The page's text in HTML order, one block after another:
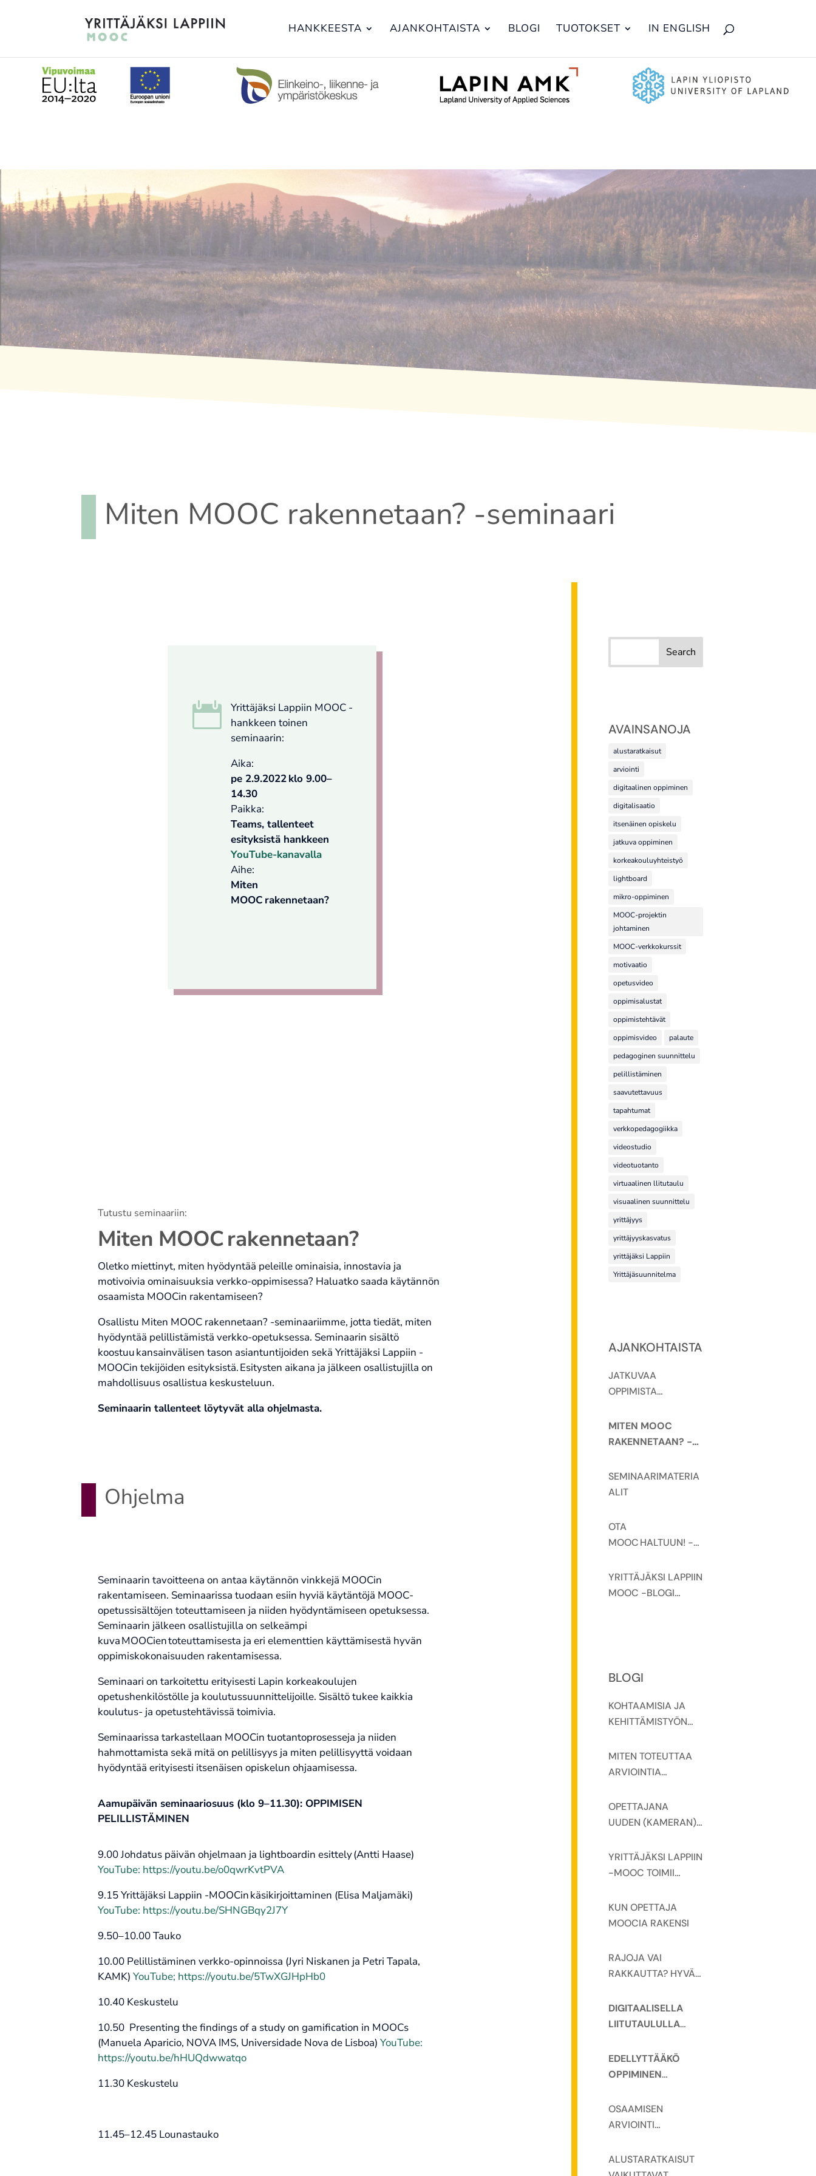
HANKKEESTA AJANKOHTAISTA BLOGI TUOTOKSET IN ENGLISH
Miten MOOC rakennetaan? -seminaari

Yrittäjäksi Lappiin MOOC -
hankkeen toinen
seminaarin:
Aika:
pe 2.9.2022 klo 9.00–
14.30
Paikka:
Teams, tallenteet
esityksistä hankkeen
YouTube-kanavalla
Aihe:
Miten
MOOC rakennetaan?
Tutustu seminaariin:
Miten MOOC rakennetaan?
Oletko miettinyt, miten hyödyntää peleille ominaisia, innostavia ja
motivoivia ominaisuuksia verkko-oppimisessa? Haluatko saada käytännön
osaamista MOOCin rakentamiseen?
Osallistu Miten MOOC rakennetaan? -seminaariimme, jotta tiedät, miten
hyödyntää pelillistämistä verkko-opetuksessa. Seminaarin sisältö
koostuu kansainvälisen tason asiantuntijoiden sekä Yrittäjäksi Lappiin -
MOOCin tekijöiden esityksistä. Esitysten aikana ja jälkeen osallistujilla on
mahdollisuus osallistua keskusteluun.
Seminaarin tallenteet löytyvät alla ohjelmasta.
Ohjelma
Seminaarin tavoitteena on antaa käytännön vinkkejä MOOCin
rakentamiseen. Seminaarissa tuodaan esiin hyviä käytäntöjä MOOC-
opetussisältöjen toteuttamiseen ja niiden hyödyntämiseen opetuksessa.
Seminaarin jälkeen osallistujilla on selkeämpi
kuva MOOCien toteuttamisesta ja eri elementtien käyttämisestä hyvän
oppimiskokonaisuuden rakentamisessa.
Seminaari on tarkoitettu erityisesti Lapin korkeakoulujen
opetushenkilöstölle ja koulutussuunnittelijoille. Sisältö tukee kaikkia
koulutus- ja opetustehtävissä toimivia.
Seminaarissa tarkastellaan MOOCin tuotantoprosesseja ja niiden
hahmottamista sekä mitä on pelillisyys ja miten pelillisyyttä voidaan
hyödyntää erityisesti itsenäisen opiskelun ohjaamisessa.
Aamupäivän seminaariosuus (klo 9–11.30): OPPIMISEN
PELILLISTÄMINEN
9.00 Johdatus päivän ohjelmaan ja lightboardin esittely (Antti Haase)
YouTube: https://youtu.be/o0qwrKvtPVA
9.15 Yrittäjäksi Lappiin -MOOCin käsikirjoittaminen (Elisa Maljamäki)
YouTube: https://youtu.be/SHNGBqy2J7Y
9.50–10.00 Tauko
10.00 Pelillistäminen verkko-opinnoissa (Jyri Niskanen ja Petri Tapala,
KAMK)YouTube; https://youtu.be/5TwXGJHpHb0
10.40 Keskustelu
10.50 Presenting the findings of a study on gamification in MOOCs
(Manuela Aparicio, NOVA IMS, Universidade Nova de Lisboa)YouTube:
https://youtu.be/hHUQdwwatqo
11.30 Keskustelu
11.45–12.45 Lounastauko
AVAINSANOJA
alustaratkaisut
arviointi
digitaalinen oppiminen
digitalisaatio
itsenäinen opiskelu
jatkuva oppiminen
korkeakouluyhteistyö
lightboard
mikro-oppiminen
MOOC-projektin
johtaminen
MOOC-verkkokurssit
motivaatio
opetusvideo
oppimisalustat
oppimistehtävät
oppimisvideo
palaute
pedagoginen suunnittelu
pelillistäminen
saavutettavuus
tapahtumat
verkkopedagogiikka
videostudio
videotuotanto
virtuaalinen llitutaulu
visuaalinen suunnittelu
yrittäjyys
yrittäjyyskasvatus
yrittäjäksi Lappiin
Yrittäjäsuunnitelma
AJANKOHTAISTA
JATKUVAA
OPPIMISTA
SEMINAARI
MITEN MOOC
RAKENNETAAN? -
SEMINAARIMATERIA
ALIT
OTA
MOOC HALTUUN! -
YRITTÄJÄKSI LAPPIIN
MOOC -BLOGI
BLOGI
KOHTAAMISIA JA
KEHITTÄMISTYÖN
TEKEMISTÄ
YRITTÄJÄKSI LAPPIIN
VERKKOSEMINAAREI
SSA
MITEN TOTEUTTAA
ARVIOINTIA
OPETTAJANA
UUDEN (KAMERAN)
YRITTÄJÄKSI LAPPIIN
-MOOC TOIMII
MATERIAALIPANKKI
NA
KUN OPETTAJA
MOOCIA RAKENSI
RAJOJA VAI
RAKKAUTTA? HYVÄ
OPETTAJAN
MOTIVAATIOSTA
DIGITAALISELLA
LIITUTAULULLA
ETÄTOTEUTUKSIIN
EDELLYTTÄÄKÖ
OPPIMINEN
LÄSNÄOLOA JA
ARVIOIVAA
OSAAMISEN
ARVIOINTI
HAASTAA
OPETTAJAN
ALUSTARATKAISUT